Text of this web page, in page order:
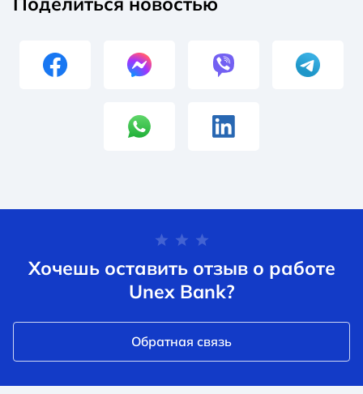
Хочешь оставить отзыв о работе
Unex Bank?
Обратная связь